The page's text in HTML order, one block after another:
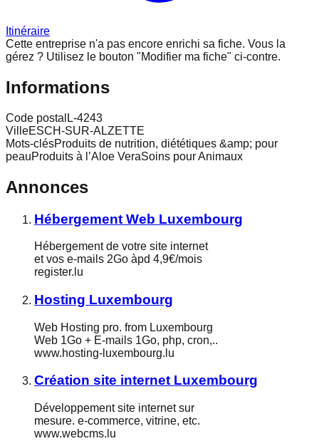
Itinéraire
Cette entreprise n'a pas encore enrichi sa fiche. Vous la
gérez ? Utilisez le bouton "Modifier ma fiche" ci-contre.
Informations
Code postal L-4243
VilleESCH-SUR-ALZETTE
Mots-clésProduits de nutrition, diététiques &amp; pour
peauProduits à l’Aloe VeraSoins pour Animaux
Annonces
Hébergement Web Luxembourg
Hébergement de votre site internet
et vos e-mails 2Go àpd 4,9€/mois
register.lu
Hosting Luxembourg
Web Hosting pro. from Luxembourg
Web 1Go + E-mails 1Go, php, cron,..
www.hosting-luxembourg.lu
Création site internet Luxembourg
Développement site internet sur
mesure. e-commerce, vitrine, etc.
www.webcms.lu